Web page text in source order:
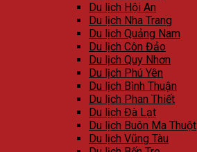
Du lịch Hội An
Du lịch Nha Trang
Du lịch Quảng Nam
Du lịch Côn Đảo
Du lịch Quy Nhơn
Du lịch Phú Yên
Du lịch Bình Thuận
Du lịch Phan Thiết
Du lịch Đà Lạt
Du lịch Buôn Ma Thuột
Du lịch Vũng Tàu